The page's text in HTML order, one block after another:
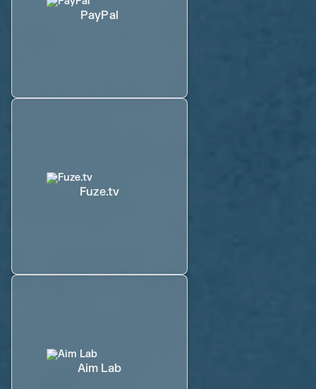
PayPal
Fuze.tv
Aim Lab